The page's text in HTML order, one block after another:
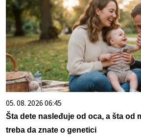
05. 08. 2026 06:45
Šta dete nasleđuje od oca, a šta od
treba da znate o genetici